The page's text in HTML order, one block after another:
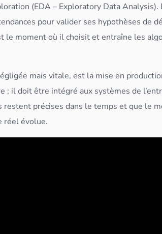
(EDA – Exploratory Data Analysis).
pour valider ses hypothèses de
le moment où il choisit et entraîne les
mais vitale, est la mise en
; il doit être intégré aux systèmes de
restent précises dans le temps et que le
réel évolue.